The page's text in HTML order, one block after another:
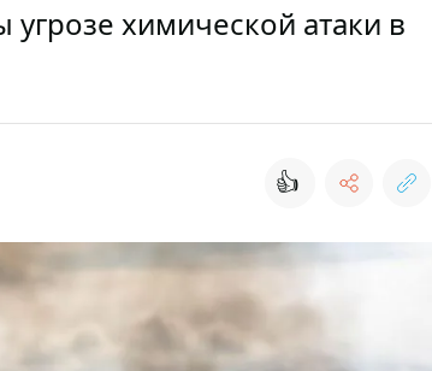
химической атаки в
👍